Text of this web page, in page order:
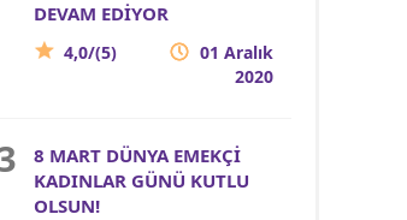
DEVAM EDİYOR
4,0/(5)
01 Aralık
2020
8 MART DÜNYA EMEKÇİ
KADINLAR GÜNÜ KUTLU
OLSUN!